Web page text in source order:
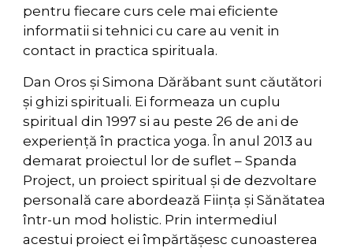
pentru fiecare curs cele mai eficiente
informatii si tehnici cu care au venit in
contact in practica spirituala.
Dan Oros și Simona Dărăbant sunt căutători
și ghizi spirituali. Ei formeaza un cuplu
spiritual din 1997 si au peste 26 de ani de
experiență în practica yoga. În anul 2013 au
demarat proiectul lor de suflet – Spanda
Project, un proiect spiritual și de dezvoltare
personală care abordează Ființa și Sănătatea
într-un mod holistic. Prin intermediul
acestui proiect ei împărtășesc cunoasterea